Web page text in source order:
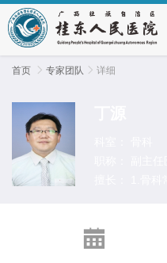
首页  专家团队  详细
疗，特别是对
学习和研究。
